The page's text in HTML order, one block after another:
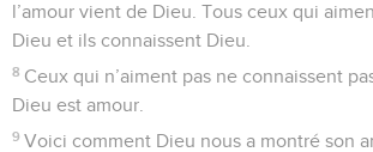
l’amour vient de Dieu. Tous ceux qui
Dieu et ils connaissent Dieu.
8 Ceux qui n’aiment pas ne connaissent
Dieu est amour.
9 Voici comment Dieu nous a montré son